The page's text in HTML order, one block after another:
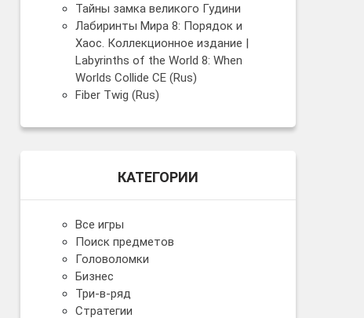
Тайны замка великого Гудини
Лабиринты Мира 8: Порядок и
Хаос. Коллекционное издание |
Labyrinths of the World 8: When
Worlds Collide CE (Rus)
Fiber Twig (Rus)
КАТЕГОРИИ
Все игры
Поиск предметов
Головоломки
Бизнес
Три-в-ряд
Стратегии